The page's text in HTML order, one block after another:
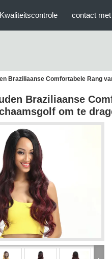
Kwaliteitscontrole contact
Braziliaanse Comfortabele Rang
Braziliaanse
om te